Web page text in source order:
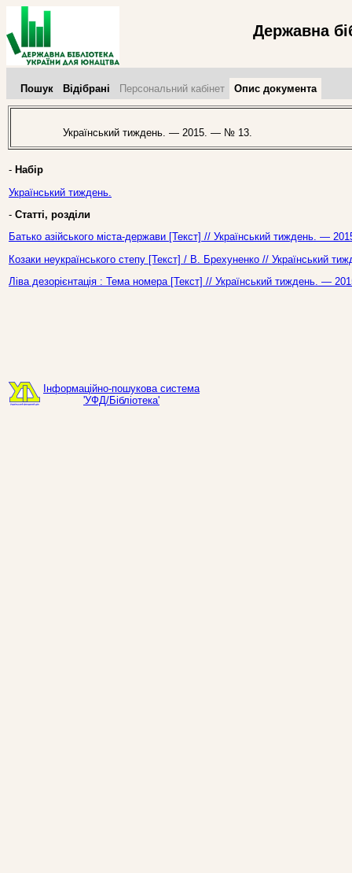
Державна
Пошук Відібрані Персональний кабінет Опис документа
Український тиждень. — 2015. — № 13.
- Набір
Український тиждень.
- Статті, розділи
Батько азійського міста-держави [Текст] // Український тиждень. —
Козаки неукраїнського степу [Текст] / В. Брехуненко //
Ліва дезорієнтація : Тема номера [Текст] // Український тиждень. —
Інформаційно-пошукова система
'УФД/Бібліотека'